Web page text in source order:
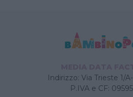
Indirizzo: Via Trieste 1/
P.IVA e CF: